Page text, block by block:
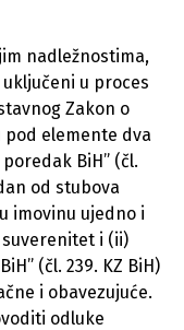
nadležnostima,
uključeni u proces
Zakon o
elemente dva
BiH” (čl.
od stubova
imovinu ujedno i
i (ii)
(čl. 239. KZ BiH)
i obavezujuće.
odluke